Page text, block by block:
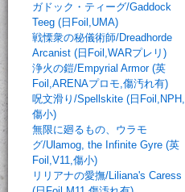
ガドック・ティーグ/Gaddock
Teeg (日Foil,UMA)
戦慄衆の秘儀術師/Dreadhorde
Arcanist (日Foil,WARプレリ)
浄火の鎧/Empyrial Armor (英
Foil,ARENAプロモ,傷汚れ有)
呪文滑り/Spellskite (日Foil,NPH,
傷小)
無限に廻るもの、ウラモ
グ/Ulamog, the Infinite Gyre (英
Foil,V11,傷小)
リリアナの愛撫/Liliana's Caress